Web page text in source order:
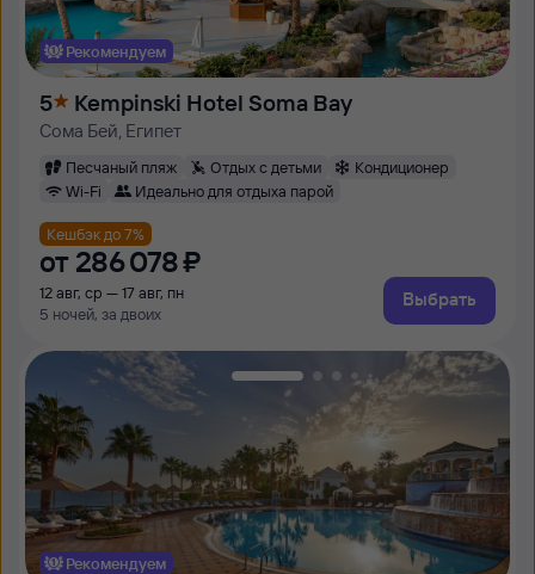
Рекомендуем
5 Kempinski Hotel Soma Bay
Сома Бей, Египет
Песчаный пляж Отдых с детьми
Кондиционер
Wi-Fi
Идеально для отдыха парой
Кешбэк до 7%
от 286 ⁠078 ⁠₽
12 авг, ср — 17 авг, пн
5 ночей, за двоих
Выбрать
Рекомендуем